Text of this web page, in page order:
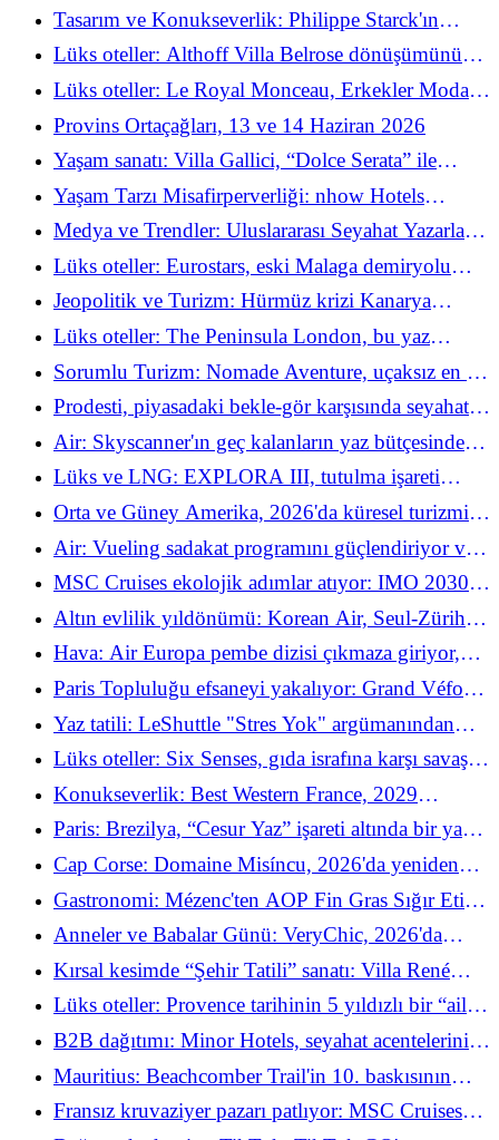
Croisette'e davet ederek şıklaşıyor
Tasarım ve Konukseverlik: Philippe Starck'ın
Maison Heler'ı ilk mumunu üfledi ve Milano'da
kazandı
Lüks oteller: Althoff Villa Belrose dönüşümünü
tamamlıyor ve Tropez gastronomisini yeniden
düşünüyor
Lüks oteller: Le Royal Monceau, Erkekler Moda
Haftası 2026 için New York restoranı Raf's ile
ortaklık kuruyor
Provins Ortaçağları, 13 ve 14 Haziran 2026
Yaşam sanatı: Villa Gallici, “Dolce Serata” ile
Dolce Vita'yı Aix-en-Provence'ın kalbine taşıyor
Yaşam Tarzı Misafirperverliği: nhow Hotels
“Urban Bloom” programını başlatıyor ve teraslarını
kentsel destinasyonlara dönüştürüyor
Medya ve Trendler: Uluslararası Seyahat Yazarları
Birliği, "AllWays Traveller"ı yeniden başlatıyor ve
2026 yazının mücevherlerini ortaya çıkarıyor
Lüks oteller: Eurostars, eski Malaga demiryolu
genel merkezini tarihle dolu 5 yıldızlı bir otele
dönüştürüyor
Jeopolitik ve Turizm: Hürmüz krizi Kanarya
Adaları'nı nasıl altın bir kaleye dönüştürüyor?
Lüks oteller: The Peninsula London, bu yaz
Akdeniz'e taşınmak üzere çift yıldızlı tesisini
kapatıyor
Sorumlu Turizm: Nomade Aventure, uçaksız en iyi
10 kaçışını açıkladı
Prodesti, piyasadaki bekle-gör karşısında seyahat
acentelerini desteklemek için 2026-2027 takvimini
açıkladı
Air: Skyscanner'ın geç kalanların yaz bütçesinden
tasarruf sağlayacak sihirli formülü
Lüks ve LNG: EXPLORA III, tutulma işareti
altında 2026 yazında Uzak Kuzey'e gidiyor
Orta ve Güney Amerika, 2026'da küresel turizmin
yeni vaat edilen ülkesi
Air: Vueling sadakat programını güçlendiriyor ve
düzenli seyahat edenleri fethetmek için yola çıkıyor
MSC Cruises ekolojik adımlar atıyor: IMO 2030
hedefi beş yıl önceden doğrulandı!
Altın evlilik yıldönümü: Korean Air, Seul-Zürih
rotasının 50. yılını kutluyor ve tamamen yeni
Dreamliner'ı hizmete alıyor
Hava: Air Europa pembe dizisi çıkmaza giriyor,
JetBlue piyonlarını ilerletiyor ve TUI beklentinin
sınırlarını zorluyor
Paris Topluluğu efsaneyi yakalıyor: Grand Véfour,
dönüşümüne Palais-Royal'in kalbinde başlıyor
Yaz tatili: LeShuttle "Stres Yok" argümanından
yararlanıyor ve İngiltere'yi yeni deniz kenarı
destinasyonu yapmak istiyor
Lüks oteller: Six Senses, gıda israfına karşı savaş
açmak için BM ile güçlerini birleştiriyor
Konukseverlik: Best Western France, 2029
vizyonunu desteklemek için yönetimini yeniliyor
Paris: Brezilya, “Cesur Yaz” işareti altında bir yaz
için Samaritaine'i devraldı
Cap Corse: Domaine Misíncu, 2026'da yeniden
açılışı için yıldızlı şef Reine Sammut'u ağırlıyor
Gastronomi: Mézenc'ten AOP Fin Gras Sığır Eti
Paris'teki Les Petits Parisiens'te
Anneler ve Babalar Günü: VeryChic, 2026'da
ebeveynleri çekmek için maddi olmayan şeylere ve
hediye kartlarındaki patlamaya güveniyor
Kırsal kesimde “Şehir Tatili” sanatı: Villa René
Lalique'de bağlantıyı kesmek (ve şık bir şekilde
kendinizi mahvetmek) için 48 saat
Lüks oteller: Provence tarihinin 5 yıldızlı bir “aile
evine” dönüştüğü Château de Fonscolombe
B2B dağıtımı: Minor Hotels, seyahat acentelerinin
kârlılığını artırmak için “Küçük PRO Acentelerini”
başlattı
Mauritius: Beachcomber Trail'in 10. baskısının
başrolleri belli oldu
Fransız kruvaziyer pazarı patlıyor: MSC Cruises
2026 için Ölümcül silahlarını çekiyor